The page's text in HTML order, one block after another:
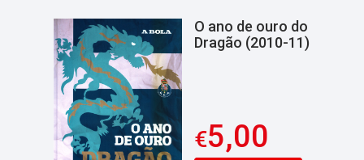
O ano de ouro do
Dragão (2010-11)
€5,00